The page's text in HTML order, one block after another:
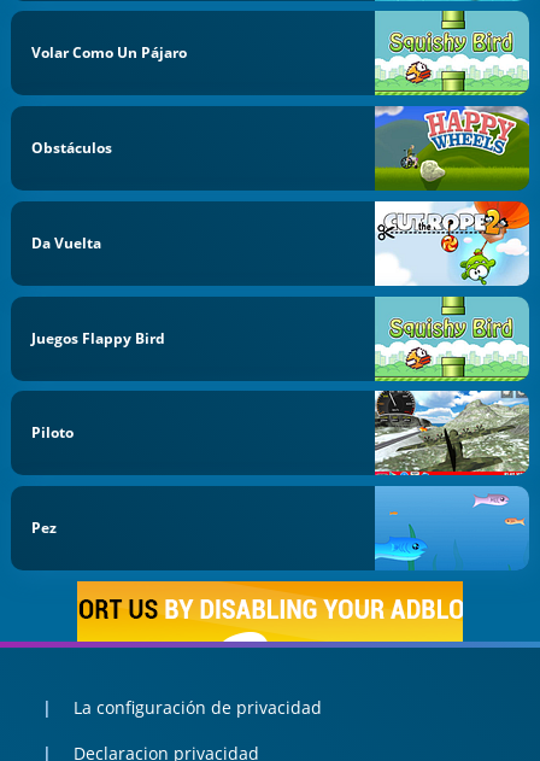
Volar Como Un Pájaro
Obstáculos
Da Vuelta
Juegos Flappy Bird
Piloto
Pez
La configuración de privacidad
Declaracion privacidad